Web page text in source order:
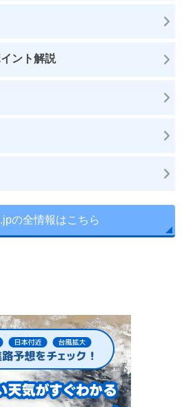
ント解説
の全情報はこちら